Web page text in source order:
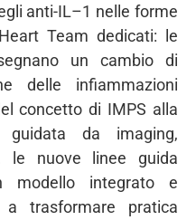
anti-IL–1 nelle forme
Team dedicati: le
un cambio di
delle infiammazioni
concetto di IMPS alla
guidata da imaging,
le nuove linee guida
modello integrato e
a trasformare pratica